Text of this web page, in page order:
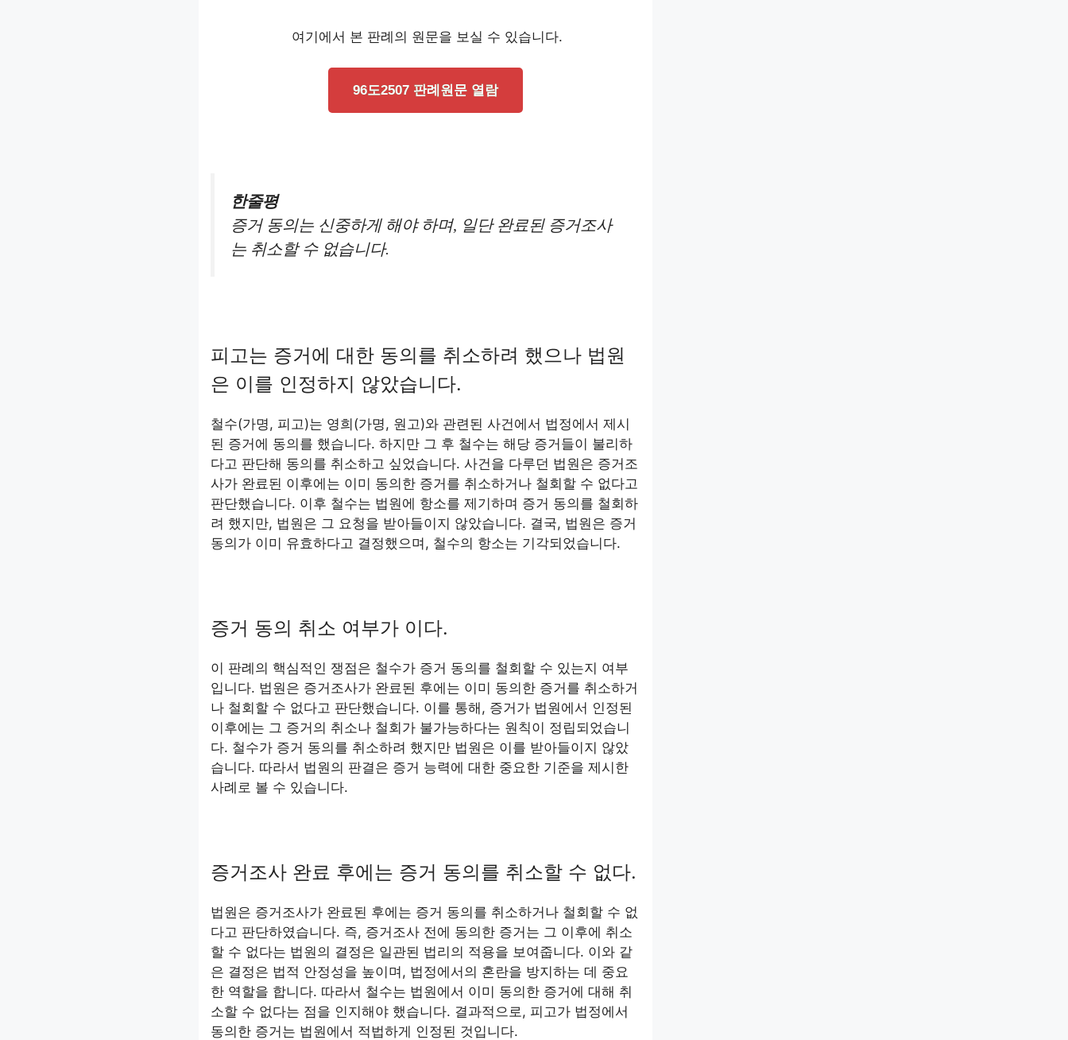
여기에서 본 판례의 원문을 보실 수 있습니다.
96도2507 판례원문 열람
한줄평
증거 동의는 신중하게 해야 하며, 일단 완료된 증거조사
는 취소할 수 없습니다.
피고는 증거에 대한 동의를 취소하려 했으나 법원
은 이를 인정하지 않았습니다.
철수(가명, 피고)는 영희(가명, 원고)와 관련된 사건에서 법정에서 제시
된 증거에 동의를 했습니다. 하지만 그 후 철수는 해당 증거들이 불리하
다고 판단해 동의를 취소하고 싶었습니다. 사건을 다루던 법원은 증거조
사가 완료된 이후에는 이미 동의한 증거를 취소하거나 철회할 수 없다고
판단했습니다. 이후 철수는 법원에 항소를 제기하며 증거 동의를 철회하
려 했지만, 법원은 그 요청을 받아들이지 않았습니다. 결국, 법원은 증거
동의가 이미 유효하다고 결정했으며, 철수의 항소는 기각되었습니다.
증거 동의 취소 여부가 이다.
이 판례의 핵심적인 쟁점은 철수가 증거 동의를 철회할 수 있는지 여부
입니다. 법원은 증거조사가 완료된 후에는 이미 동의한 증거를 취소하거
나 철회할 수 없다고 판단했습니다. 이를 통해, 증거가 법원에서 인정된
이후에는 그 증거의 취소나 철회가 불가능하다는 원칙이 정립되었습니
다. 철수가 증거 동의를 취소하려 했지만 법원은 이를 받아들이지 않았
습니다. 따라서 법원의 판결은 증거 능력에 대한 중요한 기준을 제시한
사례로 볼 수 있습니다.
증거조사 완료 후에는 증거 동의를 취소할 수 없다.
법원은 증거조사가 완료된 후에는 증거 동의를 취소하거나 철회할 수 없
다고 판단하였습니다. 즉, 증거조사 전에 동의한 증거는 그 이후에 취소
할 수 없다는 법원의 결정은 일관된 법리의 적용을 보여줍니다. 이와 같
은 결정은 법적 안정성을 높이며, 법정에서의 혼란을 방지하는 데 중요
한 역할을 합니다. 따라서 철수는 법원에서 이미 동의한 증거에 대해 취
소할 수 없다는 점을 인지해야 했습니다. 결과적으로, 피고가 법정에서
동의한 증거는 법원에서 적법하게 인정된 것입니다.